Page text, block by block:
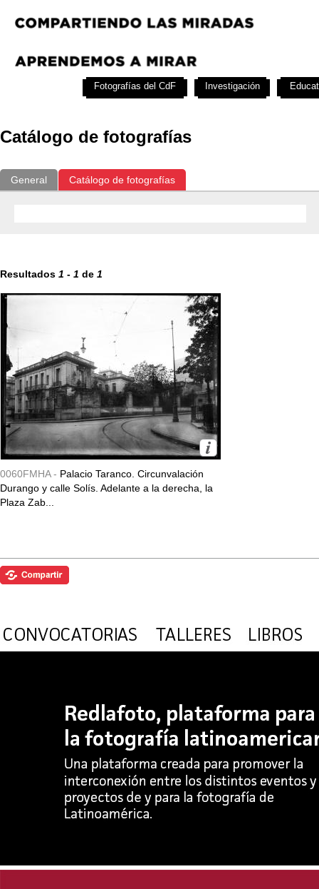
Catálogo de fotografías
General Catálogo de fotografías
Resultados 1 - 1 de 1
0060FMHA - Palacio Taranco. Circunvalación
Durango y calle Solís. Adelante a la derecha, la
Plaza Zab...
Fotografías del CdF Investigación